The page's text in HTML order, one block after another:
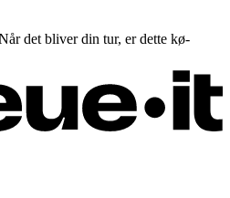
det bliver din tur, er dette kø-